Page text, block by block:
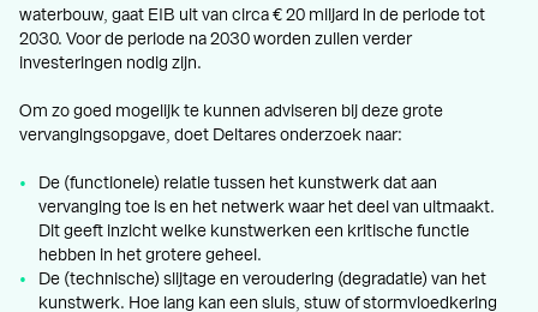
waterbouw, gaat EIB uit van circa € 20 miljard in de periode tot
2030. Voor de periode na 2030 worden zullen verder
investeringen nodig zijn.
Om zo goed mogelijk te kunnen adviseren bij deze grote
vervangingsopgave, doet Deltares onderzoek naar:
De (functionele) relatie tussen het kunstwerk dat aan
vervanging toe is en het netwerk waar het deel van uitmaakt.
Dit geeft inzicht welke kunstwerken een kritische functie
hebben in het grotere geheel.
De (technische) slijtage en veroudering (degradatie) van het
kunstwerk. Hoe lang kan een sluis, stuw of stormvloedkering